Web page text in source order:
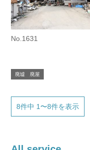
No.1631
廃墟 廃屋
8件中 1〜8件を表示